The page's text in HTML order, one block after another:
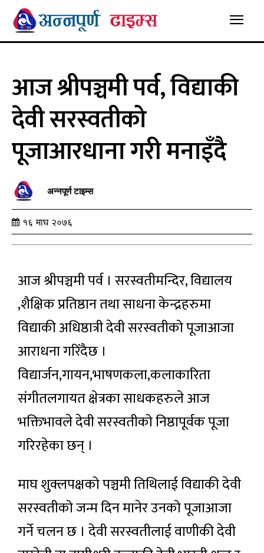
आज श्रीपञ्चमी पर्व, विद्याकी
देवी सरस्वतीको
पूजाआरधाना गरी मनाइँदै
अन्नपूर्ण टाइम्स
१६ माघ २०७६
आज श्रीपञ्चमी पर्व । सरस्वतीमन्दिर, विद्यालय
,शैक्षिक प्रतिष्ठान तथा साधना केन्द्रहरुमा
विद्याकी अधिष्ठात्री देवी सरस्वतीको पूजाआजा
आराधना गरिंदैछ ।
विद्यार्जन,गायन,भाषणकला,कलाकारिता
संगीतलगायत क्षेत्रका साधकहरुले आज
भक्तिभावले देवी सरस्वतीको निष्ठापूर्वक पूजा
गरिरहेका छन् ।
माघ शुक्लपक्षको पञ्चमी तिथिलाई विद्याकी देवी
सरस्वतीको जन्म दिन मानेर उनको पूजाआजा
गर्ने चलन छ । देवी सरस्वतीलाई वाणीकी देवी